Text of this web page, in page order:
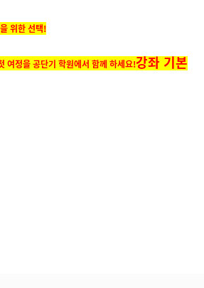
위한 선택!
여정을 공단기 학원에서 함께 하세요!강좌 기본